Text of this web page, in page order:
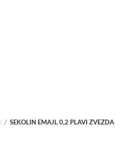
SEKOLIN EMAJL 0,2 PLAVI ZVEZDA